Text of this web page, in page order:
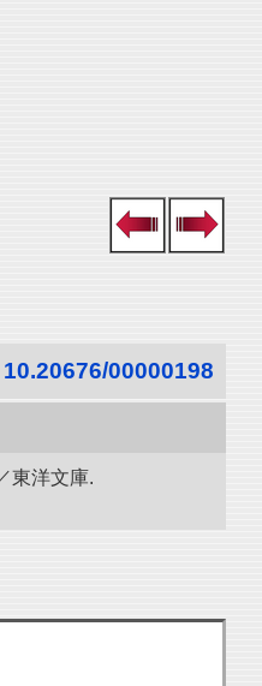
10.20676/00000198
東洋文庫.